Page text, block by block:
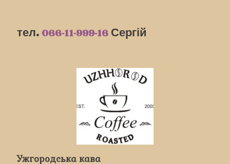
тел.066-11-999-16Сергій
Ужгородська кава